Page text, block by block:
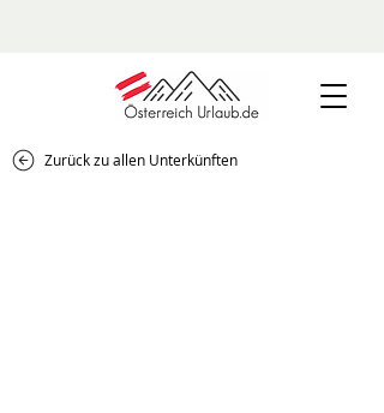
Zurück zu allen Unterkünften